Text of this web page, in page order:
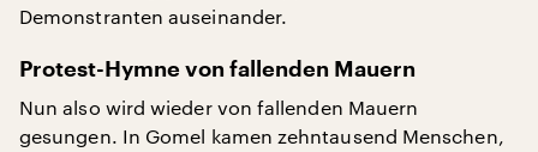
Demonstranten auseinander.
Protest-Hymne von fallenden Mauern
Nun also wird wieder von fallenden Mauern
gesungen. In Gomel kamen zehntausend Menschen,